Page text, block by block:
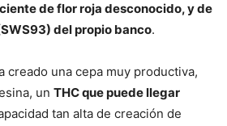
de flor roja desconocido, y de
del propio banco.
creado una cepa muy productiva,
un THC que puede llegar
tan alta de creación de